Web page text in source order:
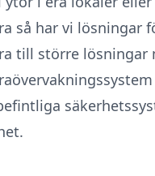
så har vi lösningar
till större lösningar